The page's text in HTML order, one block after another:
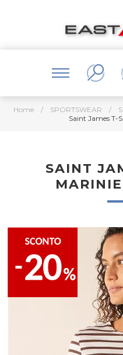
Home / SPORTSWEAR /
Saint James T-
SAINT